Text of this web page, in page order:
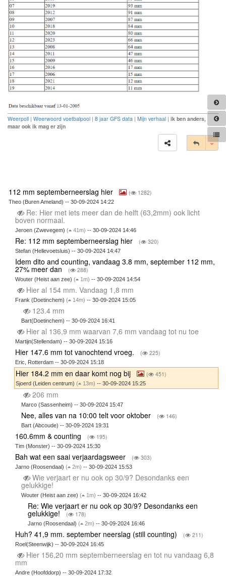
Weerpoll | Weerwoord voetbalpool | 8 jaar GFS data | Mijn verhaal | ik ben anders,
maar ook ik mag er zijn
112 mm septemberneerslag hier ( 1282)
Theo (Buren Ameland) -- 30-09-2024 14:22
Re: Hier met iets meer dan de helft (63,2mm) ook licht
boven normaal.
Jeroen (Zwevegem) ( 41m) -- 30-09-2024 14:46
Re: 112 mm septemberneerslag hier ( 320)
Stefan (Hellevoetsluis) -- 30-09-2024 14:47
Idem dito and counting, vandaag 3.8 mm, september 112 mm,
27% meer dan ( 288)
Wouter (Heist aan zee) ( 1m) -- 30-09-2024 14:54
Hier al 154 mm. Vandaag 1,8 mm
Frank (Doetinchem) ( 14m) -- 30-09-2024 15:05
123.4 mm
Bart(Doetinchem) -- 30-09-2024 16:41
Hier al 136,9 mm waarvan 7,6 mm vandaag tot nu toe
Martijn(Stellendam) -- 30-09-2024 15:16
Hier 147.6 mm tot vanochtend vroeg. ( 225)
Eric, Rotterdam -- 30-09-2024 15:18
Hier 184.2 mm en daar komt nog bij ( 451)
Sjoerd (Leiden centrum) ( 13m) -- 30-09-2024 15:25
206 mm
Marco (Sassenheim) -- 30-09-2024 15:47
Nee, alles van na 10:00 telt voor oktober ( 146)
Bart (Abcoude) -- 30-09-2024 19:31
160.6mm & counting ( 195)
Tim (Monster) -- 30-09-2024 15:30
Bah wat een saai verjaardagsweer ( 303)
Jarno (Roosendaal) ( 2m) -- 30-09-2024 15:53
Wie verjaart er nu ook op 30/9? Desondanks een
gelukkige!
Wouter (Heist aan zee)( 1m) -- 30-09-2024 16:42
Re: Wie verjaart er nu ook op 30/9? Desondanks een
gelukkige! ( 178)
Jarno (Roosendaal) ( 2m) -- 30-09-2024 16:46
Huh? 41,9 mm. september neerslag (still counting) ( 211)
Roel(Steenwijk) -- 30-09-2024 16:45
Hier 156,20 mm septemberneerslag en tot nu vandaag 6,8
mm
Andre (Hoofddorp) -- 30-09-2024 17:32